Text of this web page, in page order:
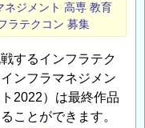
ネジメント 高専 教育
ラテクコン 募集
するインフラテク
ンフラマネジメン
2022）は最終作品
ことができます。